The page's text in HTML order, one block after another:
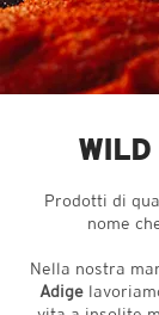
WILD
Prodotti di
nome
Nella nostra
Adige